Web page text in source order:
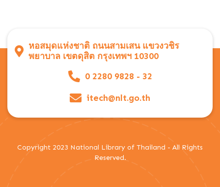
หอสมุดแห่งชาติ ถนนสามเสน แขวงวชิร
พยาบาล เขตดุสิต กรุงเทพฯ 10300
0 2280 9828 - 32
itech@nlt.go.th
Copyright 2023 National Library of Thailand - All Rights
Reserved.